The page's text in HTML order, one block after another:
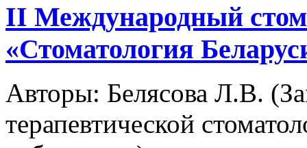
II Международный
«Стоматология
Авторы: Белясова Л.В.
терапевтической